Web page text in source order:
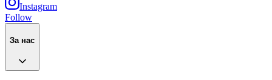
Instagram
Follow
За нас